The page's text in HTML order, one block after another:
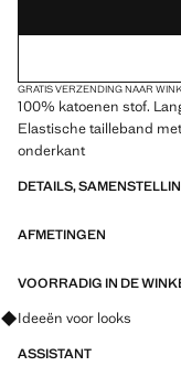
GRATIS VERZENDING NAAR
100% katoenen stof.
Elastische tailleband
onderkant
DETAILS,
AFMETINGEN
VOORRADIG IN DE
Vraag om outfitideeën,
Ideeën voor looks
ASSISTANT